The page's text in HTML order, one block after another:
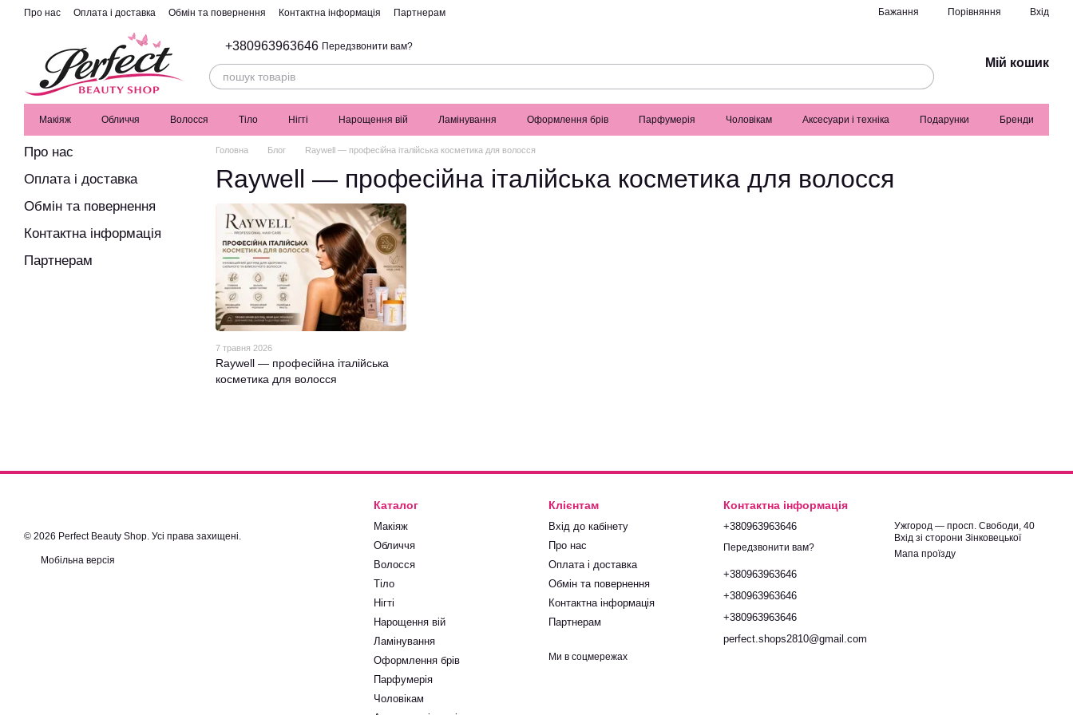
Перейти до основного контенту
Про нас Оплата і доставка Обмін та повернення Контактна інформація Партнерам Бажання Порівняння Вхід
+380963963646 Передзвонити вам?
Мій кошик
Макіяж Обличчя Волосся Тіло Нігті Нарощення вій Ламінування Оформлення брів Парфумерія Чоловікам Аксесуари і техніка Подарунки Бренди
Головна Блог Raywell — професійна італійська косметика для волосся
Raywell — професійна італійська косметика для волосся
7 травня 2026
Raywell — професійна італійська
косметика для волосся
Про нас
Оплата і доставка
Обмін та повернення
Контактна інформація
Партнерам
© 2026 Perfect Beauty Shop. Усі права захищені.
Мобільна версія
Каталог
Макіяж
Обличчя
Волосся
Тіло
Нігті
Нарощення вій
Ламінування
Оформлення брів
Парфумерія
Чоловікам
Клієнтам
Вхід до кабінету
Про нас
Оплата і доставка
Обмін та повернення
Контактна інформація
Партнерам
Ми в соцмережах
Контактна інформація
+380963963646
Передзвонити вам?
+380963963646
+380963963646
+380963963646
perfect.shops2810@gmail.com
Ужгород — просп. Свободи, 40
Вхід зі сторони Зінковецької
Мапа проїзду